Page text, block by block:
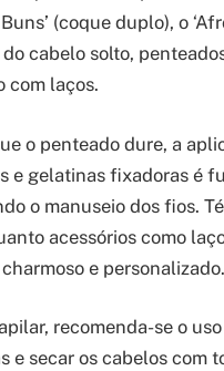
Buns’ (coque duplo), o
cabelo solto,
com laços.
o penteado dure, a
e gelatinas fixadoras é
o manuseio dos fios.
acessórios como
e personalizado.
recomenda-se o
e secar os cabelos com